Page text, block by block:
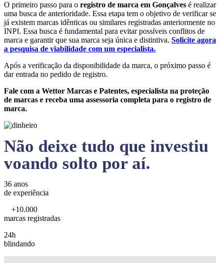
O primeiro passo para o registro de marca em Gonçalves é realizar
uma busca de anterioridade. Essa etapa tem o objetivo de verificar se
já existem marcas idênticas ou similares registradas anteriormente no
INPI. Essa busca é fundamental para evitar possíveis conflitos de
marca e garantir que sua marca seja única e distintiva. Solicite agora
a pesquisa de viabilidade com um especialista.
Após a verificação da disponibilidade da marca, o próximo passo é
dar entrada no pedido de registro.
Fale com a Wettor Marcas e Patentes, especialista na proteção
de marcas e receba uma assessoria completa para o registro de
marca.
Não deixe tudo que investiu
voando solto por aí.
36 anos
de experiência
+10.000
marcas registradas
24h
blindando